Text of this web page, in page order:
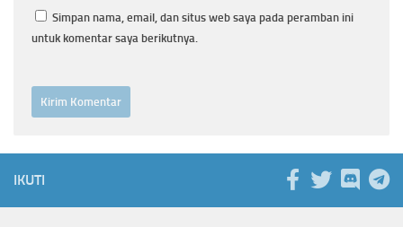
Simpan nama, email, dan situs web saya pada peramban ini
untuk komentar saya berikutnya.
IKUTI